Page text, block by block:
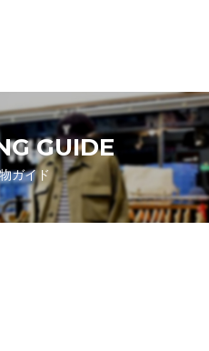
GUIDE
ガイド